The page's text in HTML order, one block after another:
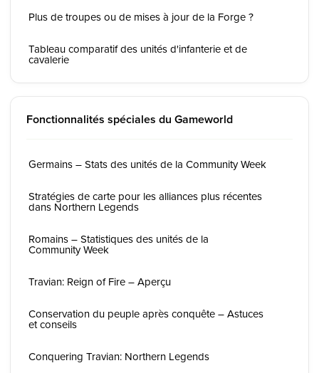
Plus de troupes ou de mises à jour de la Forge ?
Tableau comparatif des unités d'infanterie et de
cavalerie
Fonctionnalités spéciales du Gameworld
Germains – Stats des unités de la Community Week
Stratégies de carte pour les alliances plus récentes
dans Northern Legends
Romains – Statistiques des unités de la
Community Week
Travian: Reign of Fire – Aperçu
Conservation du peuple après conquête – Astuces
et conseils
Conquering Travian: Northern Legends